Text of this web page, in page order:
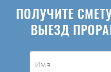
ПОЛУЧИТЕ
ВЫЕЗД